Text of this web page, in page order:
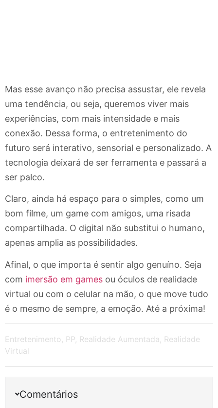
Mas esse avanço não precisa assustar, ele revela
uma tendência, ou seja, queremos viver mais
experiências, com mais intensidade e mais
conexão. Dessa forma, o entretenimento do
futuro será interativo, sensorial e personalizado. A
tecnologia deixará de ser ferramenta e passará a
ser palco.
Claro, ainda há espaço para o simples, como um
bom filme, um game com amigos, uma risada
compartilhada. O digital não substitui o humano,
apenas amplia as possibilidades.
Afinal, o que importa é sentir algo genuíno. Seja
com imersão em games ou óculos de realidade
virtual ou com o celular na mão, o que move tudo
é o mesmo de sempre, a emoção. Até a próxima!
Entretenimento PP Realidade Aumentada Realidade
Virtual
Comentários